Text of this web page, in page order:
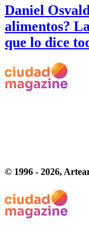
Daniel
alimentos?
que lo dice
© 1996 - 2026,